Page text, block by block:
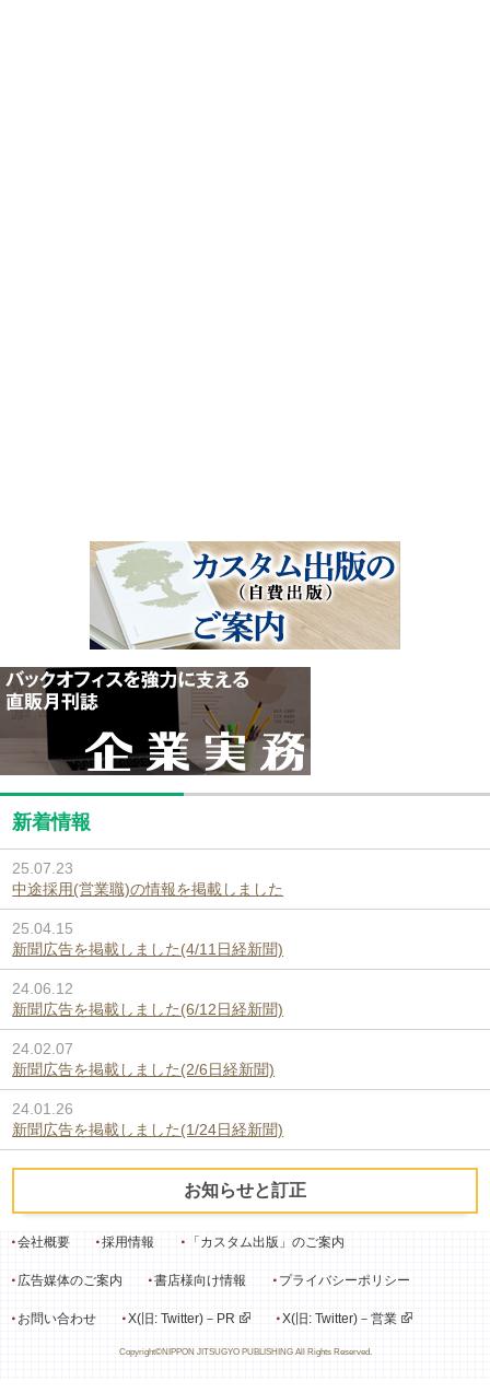
新着情報
25.07.23
中途採用(営業職)の情報を掲載しました
25.04.15
新聞広告を掲載しました(4/11日経新聞)
24.06.12
新聞広告を掲載しました(6/12日経新聞)
24.02.07
新聞広告を掲載しました(2/6日経新聞)
24.01.26
新聞広告を掲載しました(1/24日経新聞)
お知らせと訂正
会社概要 採用情報 「カスタム出版」のご案内
広告媒体のご案内 書店様向け情報 プライバシーポリシー
お問い合わせ X(旧: Twitter)－PR X(旧: Twitter)－営業
Copyright©NIPPON JITSUGYO PUBLISHING All Rights Reserved.